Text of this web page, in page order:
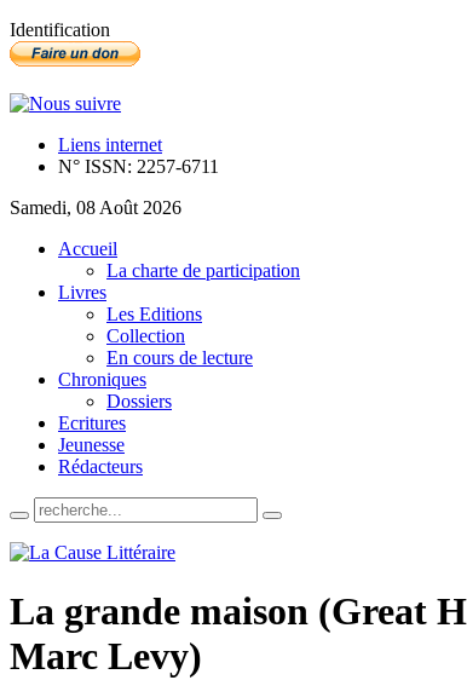
Identification
Liens internet
N° ISSN: 2257-6711
Samedi, 08 Août 2026
Accueil
La charte de participation
Livres
Les Editions
Collection
En cours de lecture
Chroniques
Dossiers
Ecritures
Jeunesse
Rédacteurs
La grande maison (Great
Marc Levy)